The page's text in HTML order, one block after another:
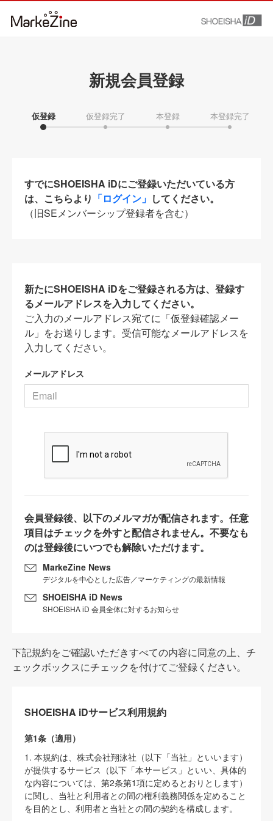
新規会員登録
仮登録 仮登録完了 本登録 本登録完了
すでにSHOEISHA iDにご登録いただいている方
は、こちらより 「ログイン」 してください。
（旧SEメンバーシップ登録者を含む）
新たにSHOEISHA iDをご登録される方は、登録す
るメールアドレスを入力してください。
ご入力のメールアドレス宛てに「仮登録確認メー
ル」をお送りします。受信可能なメールアドレスを
入力してください。
メールアドレス
会員登録後、以下のメルマガが配信されます。任意
項目はチェックを外すと配信されません。不要なも
のは登録後にいつでも解除いただけます。
MarkeZine News
デジタルを中心とした広告／マーケティングの最新情報
SHOEISHA iD News
SHOEISHA iD 会員全体に対するお知らせ
下記規約をご確認いただきすべての内容に同意の上、チ
ェックボックスにチェックを付けてご登録ください。
SHOEISHA iDサービス利用規約
第1条（適用）
1. 本規約は、株式会社翔泳社（以下「当社」といいます）
が提供するサービス（以下「本サービス」といい、具体的
な内容については、第2条第1項に定めるとおりとします）
に関し、当社と利用者との間の権利義務関係を定めること
を目的とし、利用者と当社との間の契約を構成します。